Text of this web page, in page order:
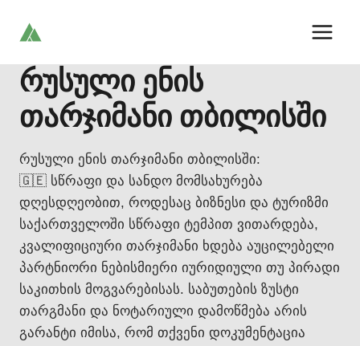
რუსული ენის
თარჯიმანი თბილისში
რუსული ენის თარჯიმანი თბილისში:
🇬🇪 სწრაფი და სანდო მომსახურება
დღესდღეობით, როდესაც ბიზნესი და ტურიზმი
საქართველოში სწრაფი ტემპით ვითარდება,
კვალიფიციური თარჯიმანი ხდება აუცილებელი
პარტნიორი ნებისმიერი იურიდიული თუ პირადი
საკითხის მოგვარებისას. საბუთების ზუსტი
თარგმანი და ნოტარიული დამოწმება არის
გარანტი იმისა, რომ თქვენი დოკუმენტაცია